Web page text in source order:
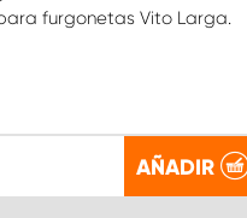
furgonetas Vito Larga.
AÑADIR